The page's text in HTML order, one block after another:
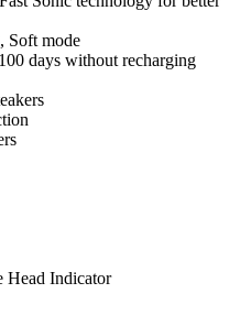
Soft mode
days without recharging
Head Indicator